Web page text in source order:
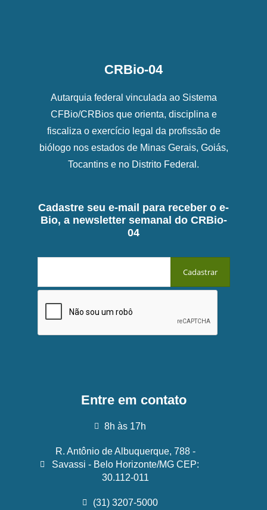
CRBio-04
Autarquia federal vinculada ao Sistema
CFBio/CRBios que orienta, disciplina e
fiscaliza o exercício legal da profissão de
biólogo nos estados de Minas Gerais, Goiás,
Tocantins e no Distrito Federal.
Cadastre seu e-mail para receber o e-
Bio, a newsletter semanal do CRBio-
04
Entre em contato
8h às 17h
R. Antônio de Albuquerque, 788 -
Savassi - Belo Horizonte/MG CEP:
30.112-011
(31) 3207-5000